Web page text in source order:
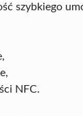
szybkiego
NFC.